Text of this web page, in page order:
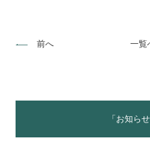
前へ 一覧
「お知ら